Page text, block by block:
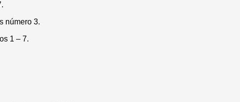
número 3.
1 – 7.